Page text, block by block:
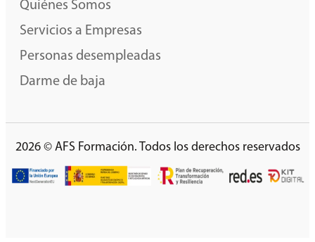
Quiénes Somos
Servicios a Empresas
Personas desempleadas
Darme de baja
2026 © AFS Formación. Todos los derechos reservados